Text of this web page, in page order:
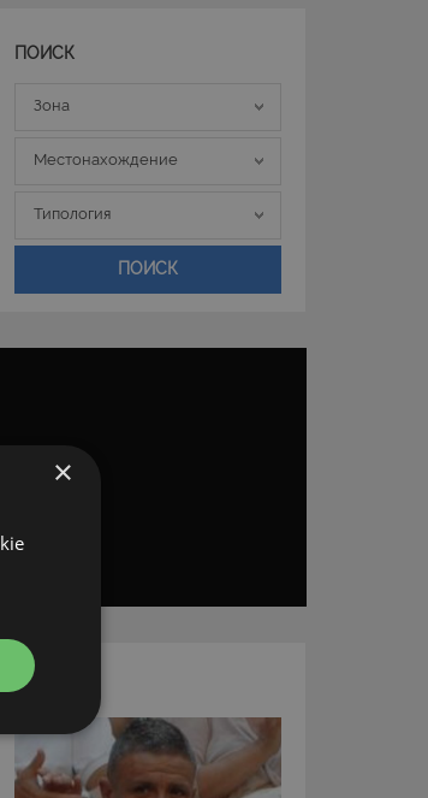
ПОИСК
ЗонаЗона
Местонахождение
Местонахождение
Типология
Типология
ПОИСК
АГЕНТ
×